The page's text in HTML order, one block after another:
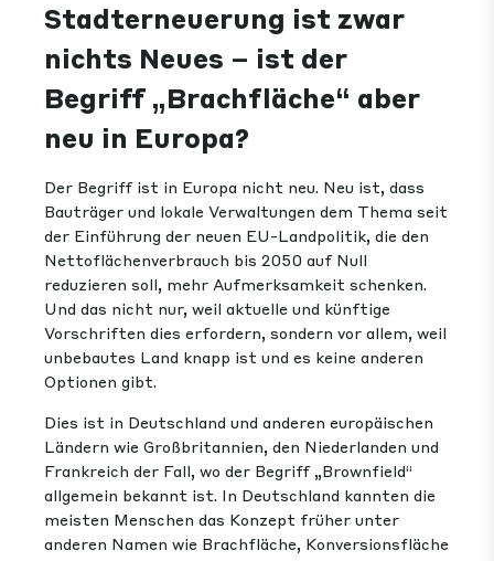
Stadterneuerung ist zwar
nichts Neues – ist der
Begriff „Brachfläche“ aber
neu in Europa?
Der Begriff ist in Europa nicht neu. Neu ist, dass
Bauträger und lokale Verwaltungen dem Thema seit
der Einführung der neuen EU-Landpolitik, die den
Nettoflächenverbrauch bis 2050 auf Null
reduzieren soll, mehr Aufmerksamkeit schenken.
Und das nicht nur, weil aktuelle und künftige
Vorschriften dies erfordern, sondern vor allem, weil
unbebautes Land knapp ist und es keine anderen
Optionen gibt.
Dies ist in Deutschland und anderen europäischen
Ländern wie Großbritannien, den Niederlanden und
Frankreich der Fall, wo der Begriff „Brownfield“
allgemein bekannt ist. In Deutschland kannten die
meisten Menschen das Konzept früher unter
anderen Namen wie Brachfläche, Konversionsfläche